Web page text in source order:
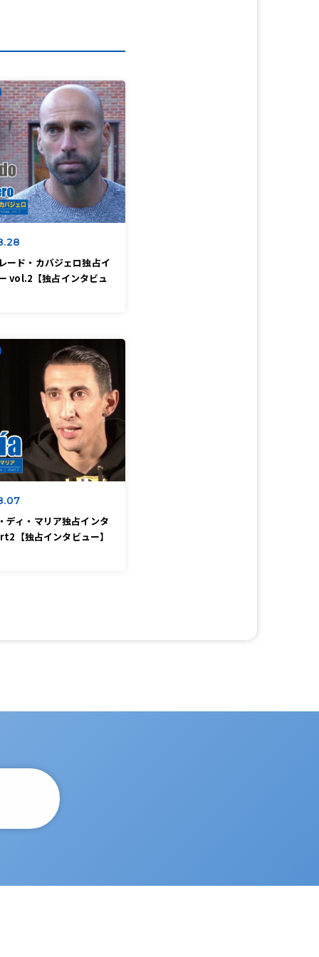
ード・カバジェロ独占イ
vol.2【独占インタビュ
ディ・マリア独占インタ
【独占インタビュー】